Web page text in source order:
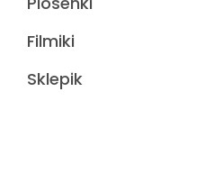
Filmiki
Sklepik